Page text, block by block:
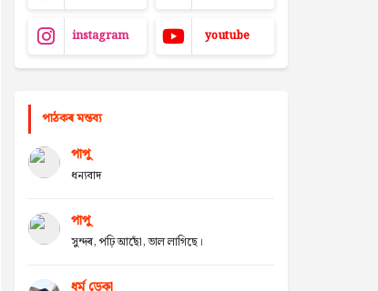
instagram youtube
পাঠকৰ মন্তব্য
পাপু
ধন্যবাদ
পাপু
সুন্দৰ, পঢ়ি আছোঁ, ভাল লাগিছে।